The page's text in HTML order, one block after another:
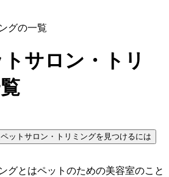
グの一覧
サロン・トリ
ットサロン・トリミングを見つけるには
グとはペットのための美容室のこと